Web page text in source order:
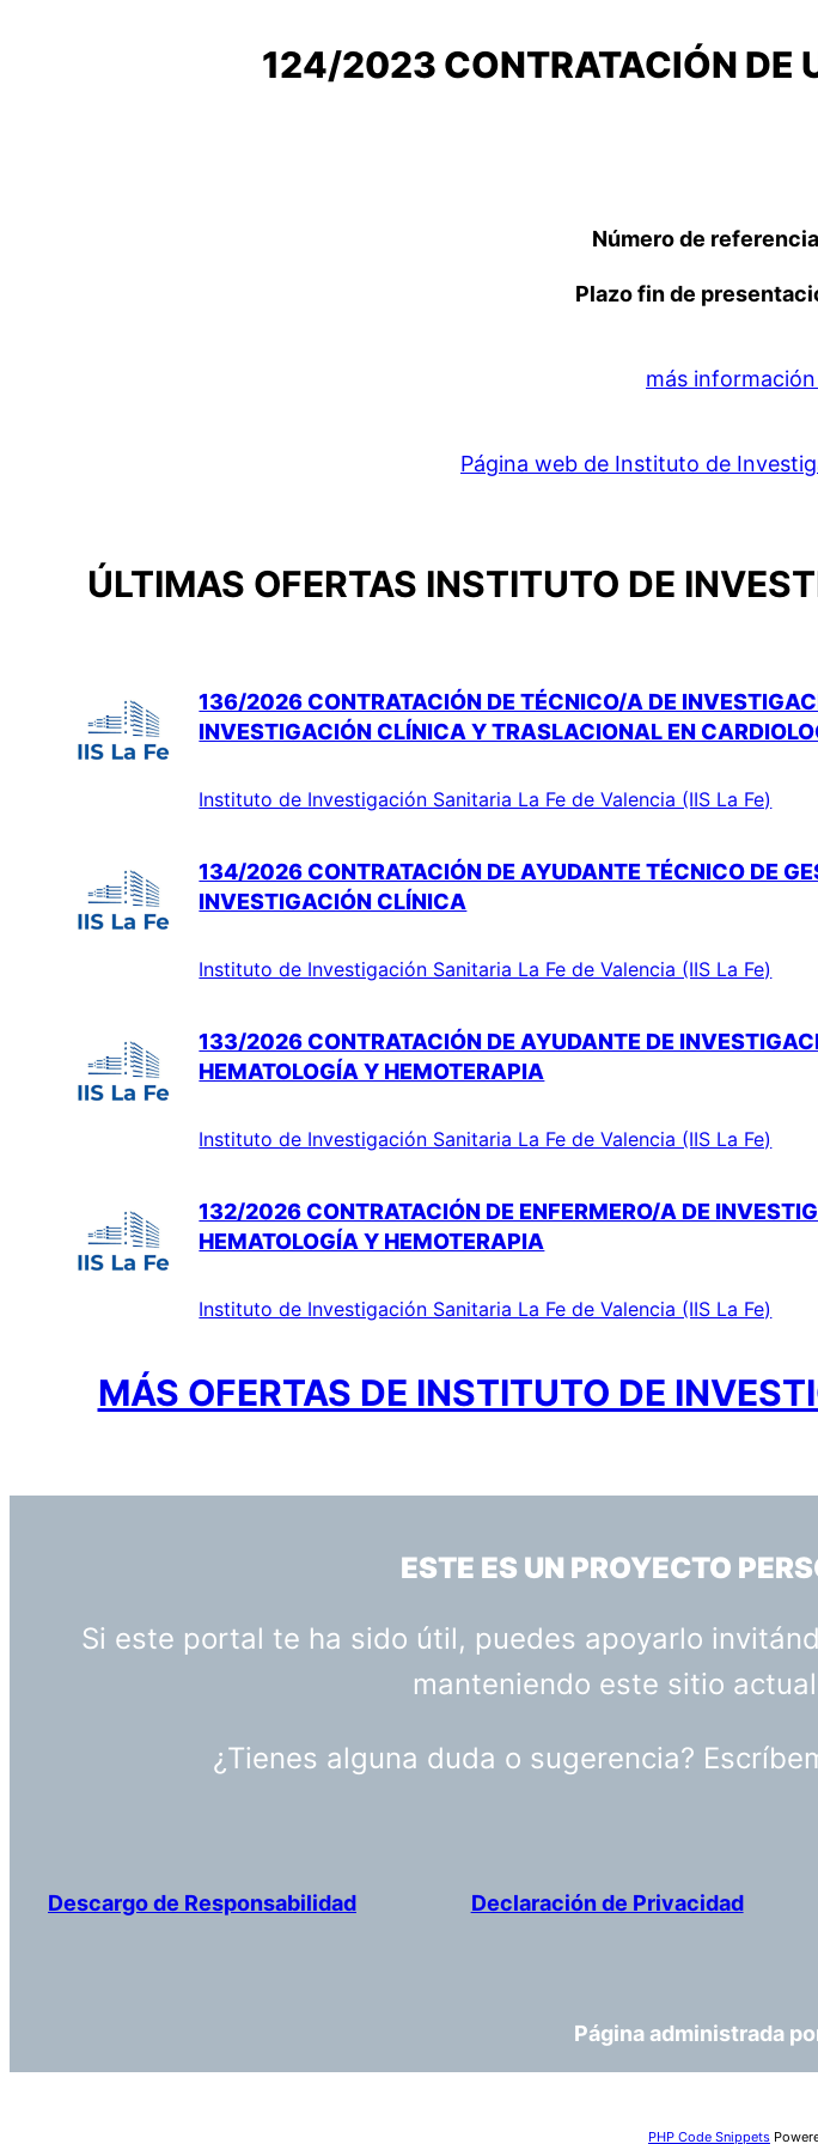
124/2023 CONTRATACIÓN DE
Número de
Plazo fin de
más
Página web de Instituto de
ÚLTIMAS OFERTAS INSTITUTO DE
136/2026 CONTRATACIÓN DE TÉCNICO/A DE
INVESTIGACIÓN CLÍNICA Y TRASLACIONAL EN
Instituto de Investigación Sanitaria La Fe de Valencia (IIS La Fe)
134/2026 CONTRATACIÓN DE AYUDANTE TÉCNICO DE
INVESTIGACIÓN CLÍNICA
Instituto de Investigación Sanitaria La Fe de Valencia (IIS La Fe)
133/2026 CONTRATACIÓN DE AYUDANTE DE
HEMATOLOGÍA Y HEMOTERAPIA
Instituto de Investigación Sanitaria La Fe de Valencia (IIS La Fe)
132/2026 CONTRATACIÓN DE ENFERMERO/A DE
HEMATOLOGÍA Y HEMOTERAPIA
Instituto de Investigación Sanitaria La Fe de Valencia (IIS La Fe)
MÁS OFERTAS DE INSTITUTO DE
ESTE ES UN PROYECTO
Si este portal te ha sido útil, puedes apoyarlo
manteniendo este sitio
¿Tienes alguna duda o sugerencia?
Descargo de Responsabilidad Declaración de Privacidad
Página administrada
PHP Code Snippets